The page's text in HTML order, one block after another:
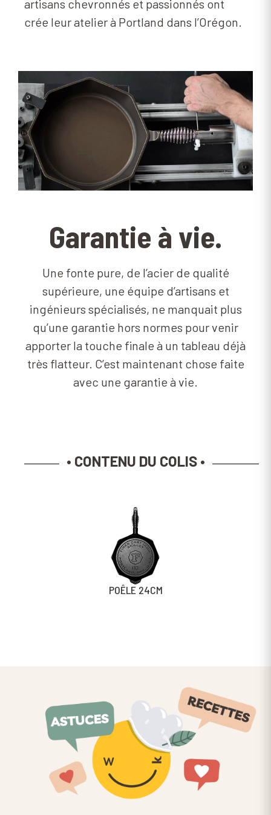
artisans chevronnés et passionnés ont
crée leur atelier à Portland dans l’Orégon.
Garantie à vie.
Une fonte pure, de l’acier de qualité
supérieure, une équipe d’artisans et
ingénieurs spécialisés, ne manquait plus
qu’une garantie hors normes pour venir
apporter la touche finale à un tableau déjà
très flatteur. C’est maintenant chose faite
avec une garantie à vie.
• CONTENU DU COLIS •
POÊLE 24CM